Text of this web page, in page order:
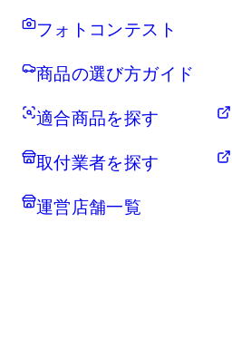
フォトコンテスト
商品の選び方ガイド
適合商品を探す
取付業者を探す
運営店舗一覧